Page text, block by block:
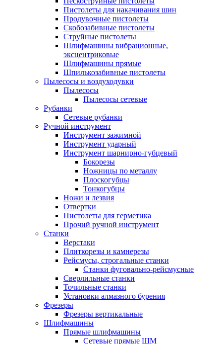
Пистолеты для накачивания шин
Продувочные пистолеты
Скобозабивные пистолеты
Струйные пистолеты
Шлифмашины вибрационные,
эксцентриковые
Шлифмашины прямые
Шпилькозабивные пистолеты
Пылесосы и воздуходувки
Пылесосы
Пылесосы сетевые
Рубанки
Сетевые рубанки
Ручной инструмент
Инструмент зажимной
Инструмент ударный
Инструмент шарнирно-губцевый
Бокорезы
Ножницы по металлу
Плоскогубцы
Тонкогубцы
Ножи и лезвия
Отвертки
Пистолеты для герметика
Прочий ручной инструмент
Станки
Верстаки
Плиткорезы и камнерезы
Рейсмусы, строгальные станки
Станки фуговально-рейсмусные
Сверлильные станки
Точильные станки
Установки алмазного бурения
Фрезеры
Фрезеры вертикальные
Шлифмашины
Прямые шлифмашины
Сетевые прямые ШМ